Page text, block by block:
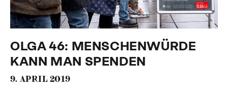
OLGA 46: MENSCHENWÜRDE
KANN MAN SPENDEN
9. APRIL 2019